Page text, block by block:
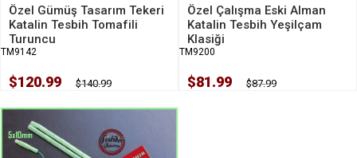
Özel Gümüş Tasarım Tekeri
Katalin Tesbih Tomafili
Turuncu
TM9142
$120.99 $140.99
Özel Çalışma Eski Alman
Katalin Tesbih Yeşilçam
Klasiği
TM9200
$81.99 $87.99